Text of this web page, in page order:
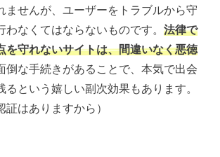
ませんが、ユーザーをトラブルから守
わなくてはならないものです。法律で
を守れないサイトは、間違いなく悪徳
倒な手続きがあることで、本気で出会
るという嬉しい副次効果もあります。
証はありますから）